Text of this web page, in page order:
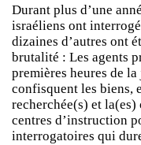
Durant plus d’une
israéliens ont
dizaines d’autres ont
brutalité : Les agents
premières heures de
confisquent les biens,
recherchée(s) et
centres d’instruction
interrogatoires qui